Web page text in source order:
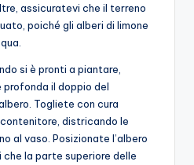
assicuratevi che il terreno
poiché gli alberi di limone
si è pronti a piantare,
profonda il doppio del
Togliete con cura
contenitore, districando le
al vaso. Posizionate l’albero
che la parte superiore delle